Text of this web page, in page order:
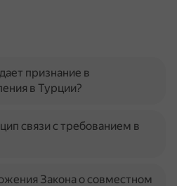
признание в
в Турции?
связи с требованием в
Закона о совместном